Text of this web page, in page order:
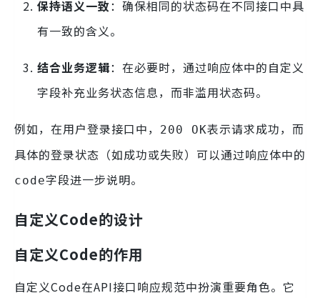
保持语义一致：确保相同的状态码在不同接口中具
有一致的含义。
结合业务逻辑：在必要时，通过响应体中的自定义
字段补充业务状态信息，而非滥用状态码。
例如，在用户登录接口中， 200 OK表示请求成功，而
具体的登录状态（如成功或失败）可以通过响应体中的
code字段进一步说明。
自定义Code的设计
自定义Code的作用
自定义Code在API接口响应规范中扮演重要角色。它